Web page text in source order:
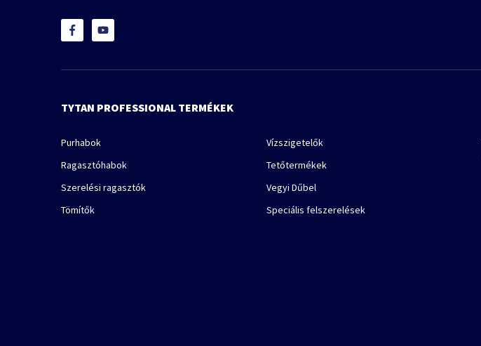
TYTAN PROFESSIONAL TERMÉKEK
Purhabok
Ragasztóhabok
Szerelési ragasztók
Tömítők
Vízszigetelők
Tetőtermékek
Vegyi Dűbel
Speciális felszerelések